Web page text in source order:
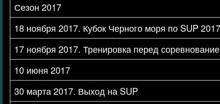
Сезон 2017
18 ноября 2017. Кубок Черного моря по SUP 2017
17 ноября 2017. Тренировка перед
10 июня 2017
30 марта 2017. Выход на SUP